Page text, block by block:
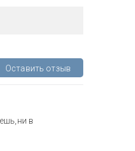
Оставить отзыв
в